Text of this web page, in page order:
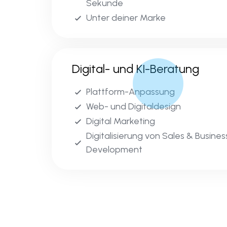
Sekunde
Unter deiner Marke
Digital- und KI-Beratung
Plattform-Anpassung
Web- und Digitaldesign
Digital Marketing
Digitalisierung von Sales &
Development